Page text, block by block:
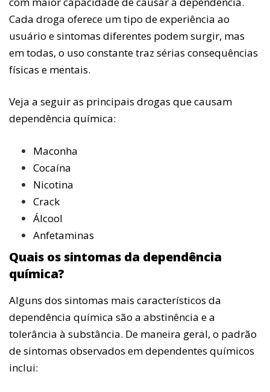
Cada droga oferece um tipo de experiência ao
usuário e sintomas diferentes podem surgir, mas
em todas, o uso constante traz sérias consequências
físicas e mentais.
Veja a seguir as principais drogas que causam
dependência química:
Maconha
Cocaína
Nicotina
Crack
Álcool
Anfetaminas
Quais os sintomas da dependência
química?
Alguns dos sintomas mais característicos da
dependência química são a abstinência e a
tolerância à substância. De maneira geral, o padrão
de sintomas observados em dependentes químicos
inclui: